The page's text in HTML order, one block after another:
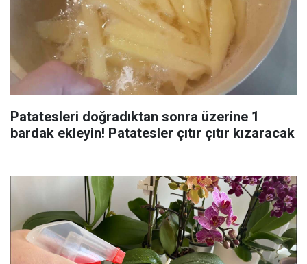
Patatesleri doğradıktan sonra üzerine 1
bardak ekleyin! Patatesler çıtır çıtır kızaracak